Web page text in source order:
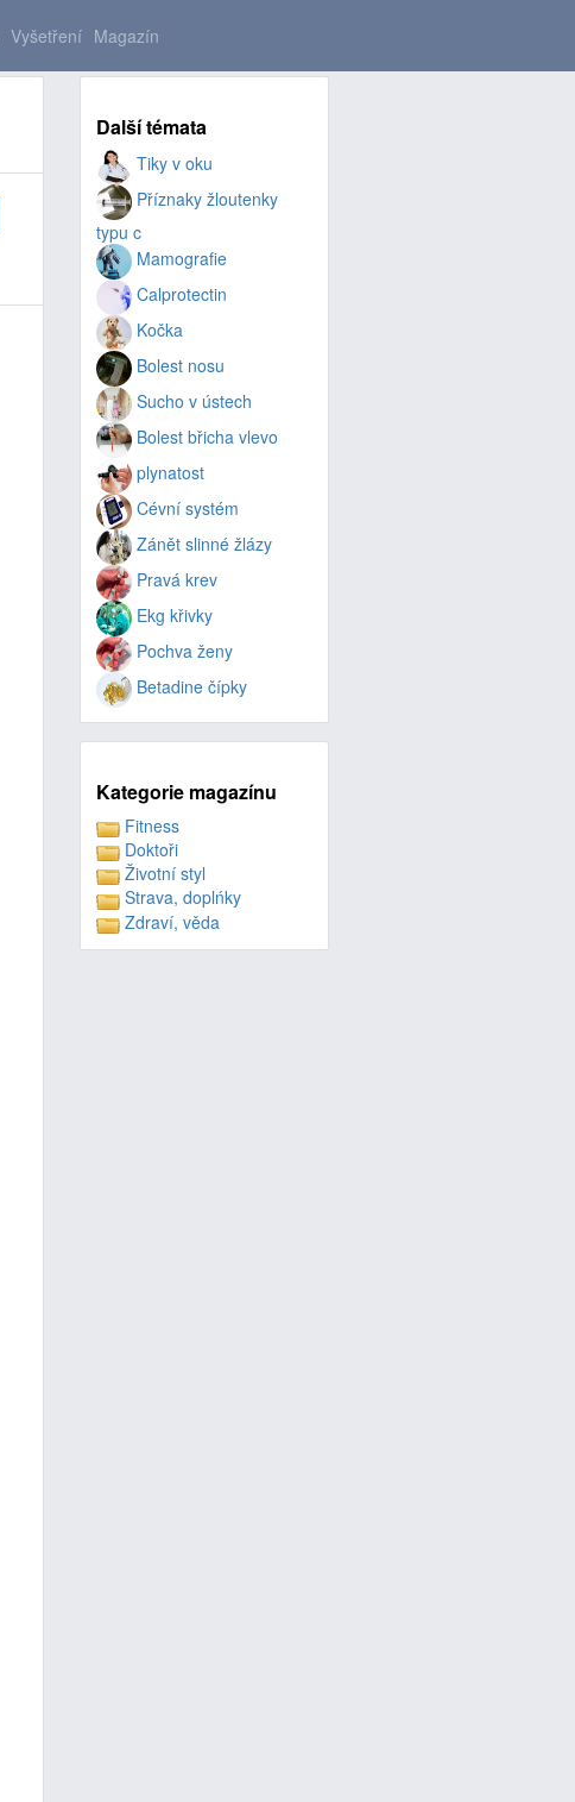
Vyšetření Magazín
Další témata
Tiky v oku
Příznaky žloutenky
typu c
Mamografie
Calprotectin
Kočka
Bolest nosu
Sucho v ústech
Bolest břicha vlevo
plynatost
Cévní systém
Zánět slinné žlázy
Pravá krev
Ekg křivky
Pochva ženy
Betadine čípky
Kategorie magazínu
Fitness
Doktoři
Životní styl
Strava, doplńky
Zdraví, věda